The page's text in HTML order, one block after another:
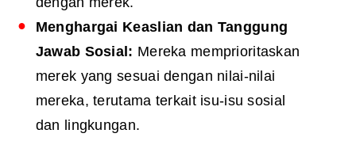
Menghargai Keaslian dan Tanggung
Jawab Sosial: Mereka memprioritaskan
merek yang sesuai dengan nilai-nilai
mereka, terutama terkait isu-isu sosial
dan lingkungan.